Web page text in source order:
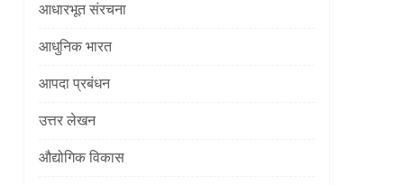
आधारभूत संरचना
आधुनिक भारत
आपदा प्रबंधन
उत्तर लेखन
औद्योगिक विकास